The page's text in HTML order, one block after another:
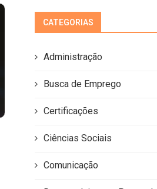
CATEGORIAS
Administração
Busca de Emprego
Certificações
Ciências Sociais
Comunicação